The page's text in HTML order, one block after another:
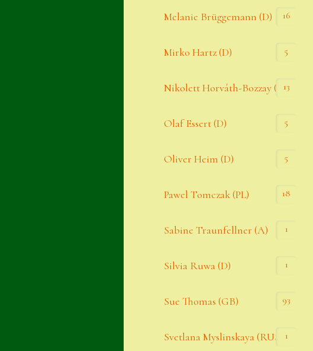
Melanie Brüggemann (D) 16
Mirko Hartz (D) 5
Nikolett Horváth-Bozzay (A)13
Olaf Essert (D) 5
Oliver Heim (D) 5
Pawel Tomczak (PL) 18
Sabine Traunfellner (A) 1
Silvia Ruwa (D) 1
Sue Thomas (GB) 93
Svetlana Myslinskaya (RUS) 1